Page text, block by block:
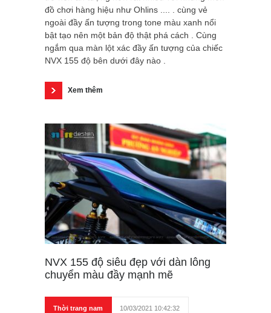
đồ chơi hàng hiệu như Ohlins .... . cùng vẻ
ngoài đầy ấn tượng trong tone màu xanh nổi
bật tạo nên một bản độ thật phá cách . Cùng
ngắm qua màn lột xác đầy ấn tượng của chiếc
NVX 155 độ bên dưới đây nào .
Xem thêm
NVX 155 độ siêu đẹp với dàn lông
chuyển màu đầy mạnh mẽ
Thời trang nam 10/03/2021 10:42:32